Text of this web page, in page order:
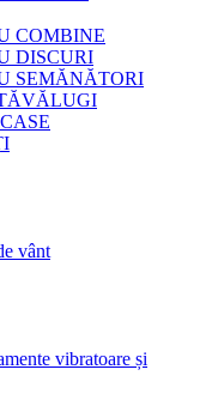
COMBINE
DISCURI
SEMĂNĂTORI
vânt
vibratoare și